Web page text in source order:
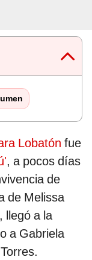
Lobatón fue
, a pocos días
de
de Melissa
llegó a la
a Gabriela